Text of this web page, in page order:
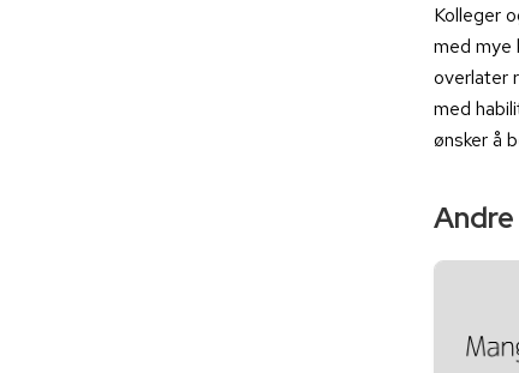
Kolleger
med mye
overlater
med
ønsker å